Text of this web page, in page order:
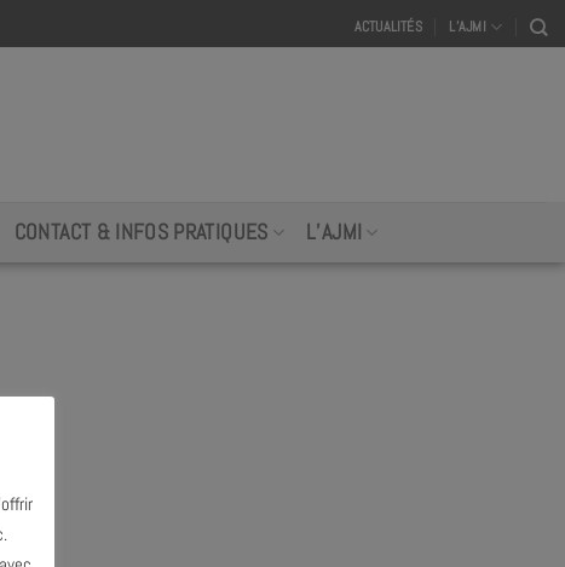
ACTUALITÉS L’AJMI
CONTACT & INFOS PRATIQUES L’AJMI